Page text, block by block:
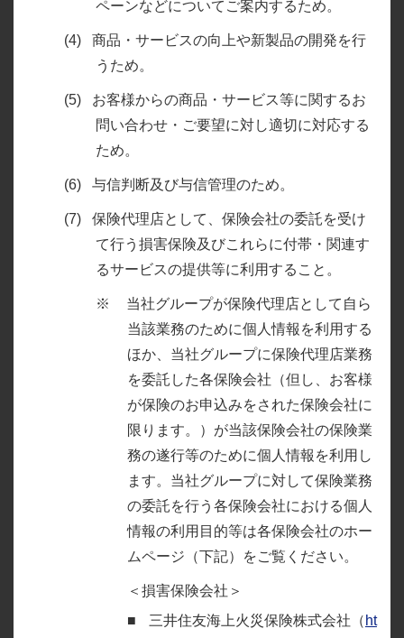
ペーンなどについてご案内するため。
商品・サービスの向上や新製品の開発を行
うため。
お客様からの商品・サービス等に関するお
問い合わせ・ご要望に対し適切に対応する
ため。
与信判断及び与信管理のため。
保険代理店として、保険会社の委託を受け
て行う損害保険及びこれらに付帯・関連す
るサービスの提供等に利用すること。
当社グループが保険代理店として自ら
当該業務のために個人情報を利用する
ほか、当社グループに保険代理店業務
を委託した各保険会社（但し、お客様
が保険のお申込みをされた保険会社に
限ります。）が当該保険会社の保険業
務の遂行等のために個人情報を利用し
ます。当社グループに対して保険業務
の委託を行う各保険会社における個人
情報の利用目的等は各保険会社のホー
ムページ（下記）をご覧ください。
＜損害保険会社＞
三井住友海上火災保険株式会社（ ht